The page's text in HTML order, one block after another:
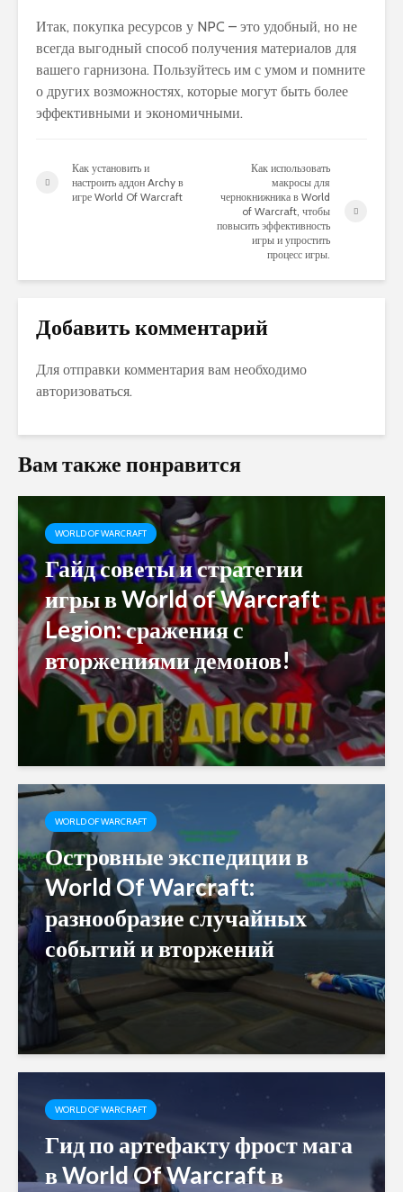
Итак, покупка ресурсов у NPC – это удобный, но не
всегда выгодный способ получения материалов для
вашего гарнизона. Пользуйтесь им с умом и помните
о других возможностях, которые могут быть более
эффективными и экономичными.
Как установить и
настроить аддон Archy в
игре World Of Warcraft
Как использовать
макросы для
чернокнижника в World
of Warcraft, чтобы
повысить эффективность
игры и упростить
процесс игры.
Добавить комментарий
Для отправки комментария вам необходимо
авторизоваться.
Вам также понравится
WORLD OF WARCRAFT
Гайд советы и стратегии
игры в World of Warcraft
Legion: сражения с
вторжениями демонов!
WORLD OF WARCRAFT
Островные экспедиции в
World Of Warcraft:
разнообразие случайных
событий и вторжений
WORLD OF WARCRAFT
Гид по артефакту фрост мага
в World Of Warcraft в